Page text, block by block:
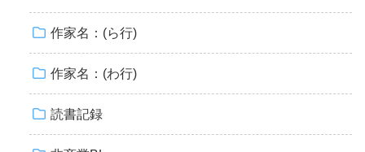
作家名：(ら行)
作家名：(わ行)
読書記録